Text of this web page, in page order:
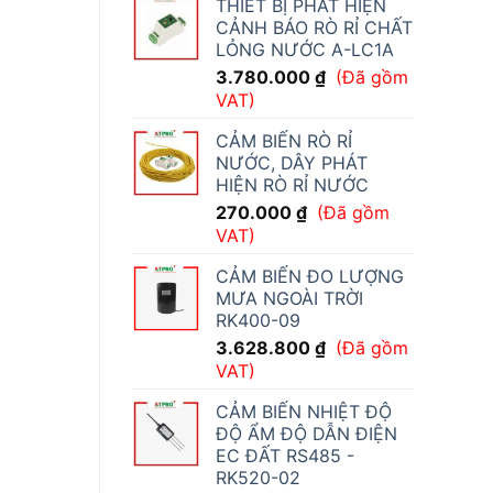
THIẾT BỊ PHÁT HIỆN
CẢNH BÁO RÒ RỈ CHẤT
LỎNG NƯỚC A-LC1A
3.780.000 ₫ (Đã gồm
VAT)
CẢM BIẾN RÒ RỈ
NƯỚC, DÂY PHÁT
HIỆN RÒ RỈ NƯỚC
270.000 ₫ (Đã gồm
VAT)
CẢM BIẾN ĐO LƯỢNG
MƯA NGOÀI TRỜI
RK400-09
3.628.800 ₫ (Đã gồm
VAT)
CẢM BIẾN NHIỆT ĐỘ
ĐỘ ẨM ĐỘ DẪN ĐIỆN
EC ĐẤT RS485 -
RK520-02